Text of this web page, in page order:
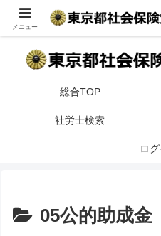
台東区内の開業・法人社会保険労
能
総合TOP
社労士検索
ロ
05公的助成金
メニュー